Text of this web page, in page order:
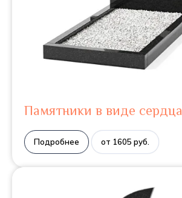
Памятники в виде сердца
Подробнее от 1605 руб.